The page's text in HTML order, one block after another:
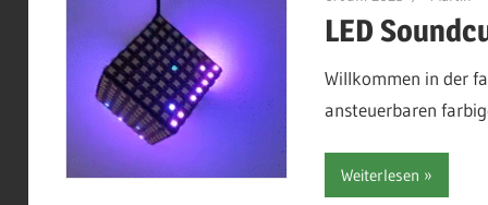
LED
Willkommen in der
ansteuerbaren
Weiterlesen